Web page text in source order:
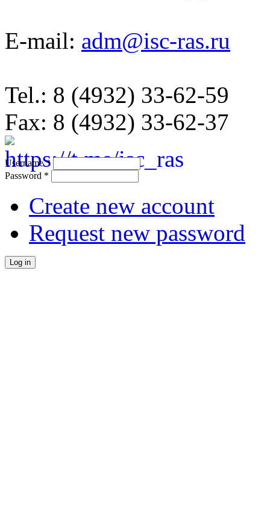
E-mail: adm@isc-ras.ru
Tel.: 8 (4932) 33-62-59
Fax: 8 (4932) 33-62-37
Username*
Password *
Create new account
Request new password